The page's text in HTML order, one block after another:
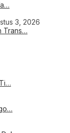
3, 2026
Trans…